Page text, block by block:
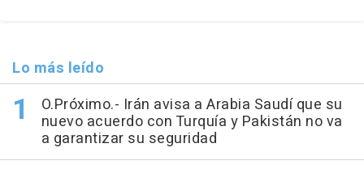
Lo más leído
O.Próximo.- Irán avisa a Arabia Saudí que su
nuevo acuerdo con Turquía y Pakistán no va
a garantizar su seguridad